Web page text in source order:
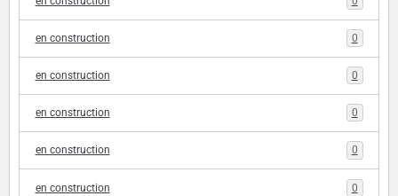
en construction 0
en construction 0
en construction 0
en construction 0
en construction 0